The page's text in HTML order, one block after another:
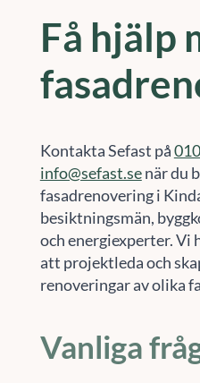
Få hjälp
Kontakta Sefast på
info@sefast.senär du
fasadrenovering i
besiktningsmän,
och energiexperter. Vi
att projektleda och
renoveringar av olika
Vanliga